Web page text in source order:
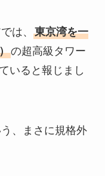
は、 東京湾を一
の超高級タワー
いると報じまし
、まさに規格外